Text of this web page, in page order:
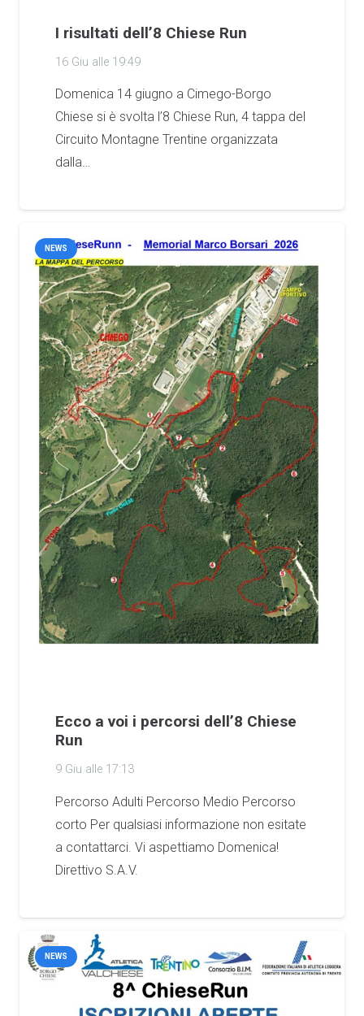
I risultati dell’8 Chiese Run
16 Giu alle 19:49
Domenica 14 giugno a Cimego-Borgo
Chiese si è svolta l’8 Chiese Run, 4 tappa del
Circuito Montagne Trentine organizzata
dalla…
NEWS
Ecco a voi i percorsi dell’8 Chiese
Run
9 Giu alle 17:13
Percorso Adulti Percorso Medio Percorso
corto Per qualsiasi informazione non esitate
a contattarci. Vi aspettiamo Domenica!
Direttivo S.A.V.
NEWS